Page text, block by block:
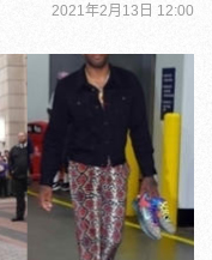
2021年2月13日 12:00